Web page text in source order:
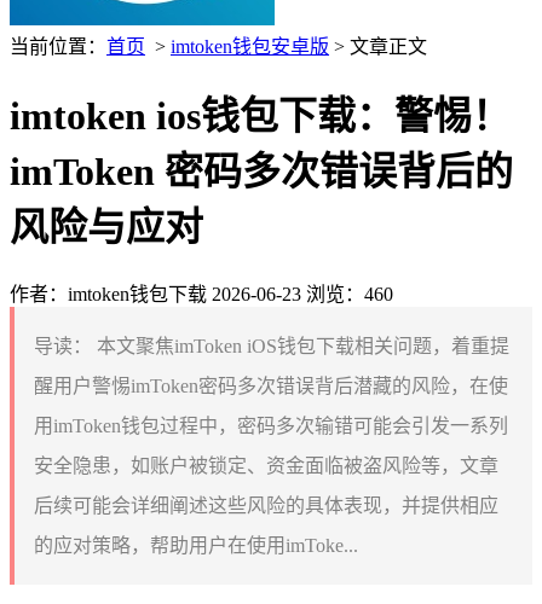
当前位置： 首页 > imtoken钱包安卓版 > 文章正文
imtoken ios钱包下载：警惕！
imToken 密码多次错误背后的
风险与应对
作者：imtoken钱包下载 2026-06-23 浏览：460
导读：
本文聚焦imToken iOS钱包下载相关问题，着重提
醒用户警惕imToken密码多次错误背后潜藏的风险，在使
用imToken钱包过程中，密码多次输错可能会引发一系列
安全隐患，如账户被锁定、资金面临被盗风险等，文章
后续可能会详细阐述这些风险的具体表现，并提供相应
的应对策略，帮助用户在使用imToke...